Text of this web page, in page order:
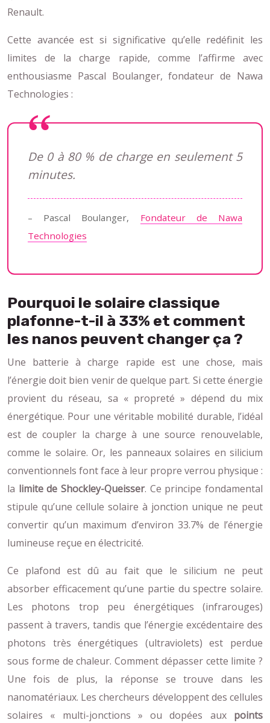
Renault.
Cette avancée est si significative qu’elle redéfinit les
limites de la charge rapide, comme l’affirme avec
enthousiasme Pascal Boulanger, fondateur de Nawa
Technologies :
De 0 à 80 % de charge en seulement 5
minutes.
– Pascal Boulanger, Fondateur de Nawa
Technologies
Pourquoi le solaire classique
plafonne-t-il à 33% et comment
les nanos peuvent changer ça ?
Une batterie à charge rapide est une chose, mais
l’énergie doit bien venir de quelque part. Si cette énergie
provient du réseau, sa « propreté » dépend du mix
énergétique. Pour une véritable mobilité durable, l’idéal
est de coupler la charge à une source renouvelable,
comme le solaire. Or, les panneaux solaires en silicium
conventionnels font face à leur propre verrou physique :
la limite de Shockley-Queisser. Ce principe fondamental
stipule qu’une cellule solaire à jonction unique ne peut
convertir qu’un maximum d’environ 33.7% de l’énergie
lumineuse reçue en électricité.
Ce plafond est dû au fait que le silicium ne peut
absorber efficacement qu’une partie du spectre solaire.
Les photons trop peu énergétiques (infrarouges)
passent à travers, tandis que l’énergie excédentaire des
photons très énergétiques (ultraviolets) est perdue
sous forme de chaleur. Comment dépasser cette limite ?
Une fois de plus, la réponse se trouve dans les
nanomatériaux. Les chercheurs développent des cellules
solaires « multi-jonctions » ou dopées aux points